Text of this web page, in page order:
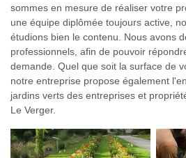
sommes en mesure de réaliser votre
une équipe diplômée toujours active,
étudions bien le contenu. Nous avons
professionnels, afin de pouvoir
demande. Quel que soit la surface de
notre entreprise propose également
jardins verts des entreprises et
Le Verger.